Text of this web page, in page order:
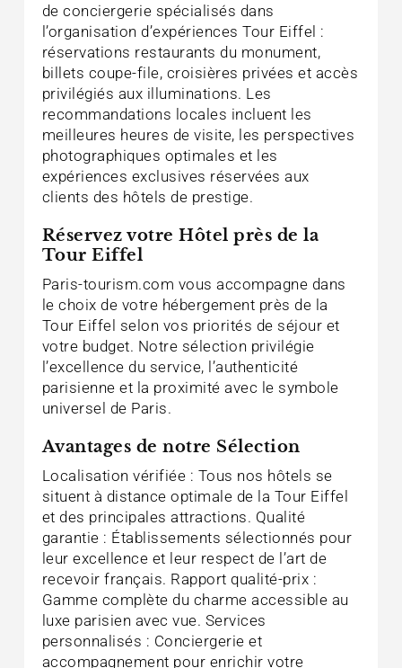
de conciergerie spécialisés dans
l’organisation d’expériences Tour Eiffel :
réservations restaurants du monument,
billets coupe-file, croisières privées et accès
privilégiés aux illuminations. Les
recommandations locales incluent les
meilleures heures de visite, les perspectives
photographiques optimales et les
expériences exclusives réservées aux
clients des hôtels de prestige.
Réservez votre Hôtel près de la
Tour Eiffel
Paris-tourism.com vous accompagne dans
le choix de votre hébergement près de la
Tour Eiffel selon vos priorités de séjour et
votre budget. Notre sélection privilégie
l’excellence du service, l’authenticité
parisienne et la proximité avec le symbole
universel de Paris.
Avantages de notre Sélection
Localisation vérifiée : Tous nos hôtels se
situent à distance optimale de la Tour Eiffel
et des principales attractions. Qualité
garantie : Établissements sélectionnés pour
leur excellence et leur respect de l’art de
recevoir français. Rapport qualité-prix :
Gamme complète du charme accessible au
luxe parisien avec vue. Services
personnalisés : Conciergerie et
accompagnement pour enrichir votre